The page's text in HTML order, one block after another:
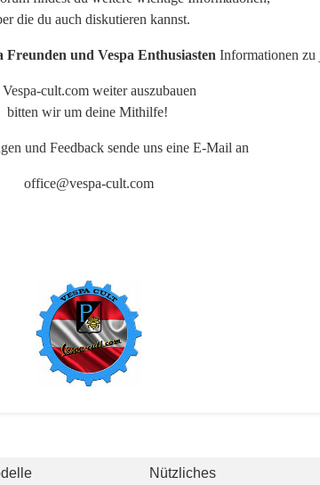
die du auch diskutieren kannst.
Freunden und Vespa Enthusiasten Informationen zu
cult.com weiter auszubauen
bitten wir um deine Mithilfe!
und Feedback sende uns eine E-Mail an
office@vespa-cult.com
Nützliches